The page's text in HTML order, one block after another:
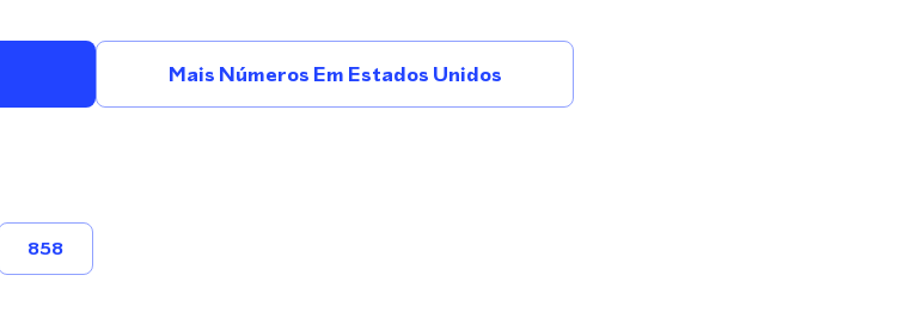
Mais Números Em Estados Unidos
858